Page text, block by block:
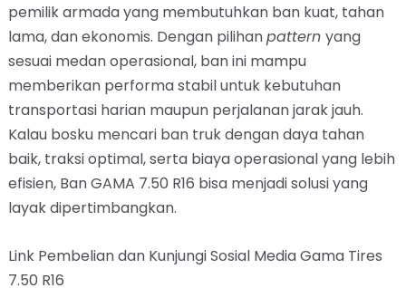
pemilik armada yang membutuhkan ban kuat, tahan
lama, dan ekonomis. Dengan pilihanpattern yang
sesuai medan operasional, ban ini mampu
memberikan performa stabil untuk kebutuhan
transportasi harian maupun perjalanan jarak jauh.
Kalau bosku mencari ban truk dengan daya tahan
baik, traksi optimal, serta biaya operasional yang lebih
efisien, Ban GAMA 7.50 R16 bisa menjadi solusi yang
layak dipertimbangkan.
Link Pembelian dan Kunjungi Sosial Media Gama Tires
7.50 R16